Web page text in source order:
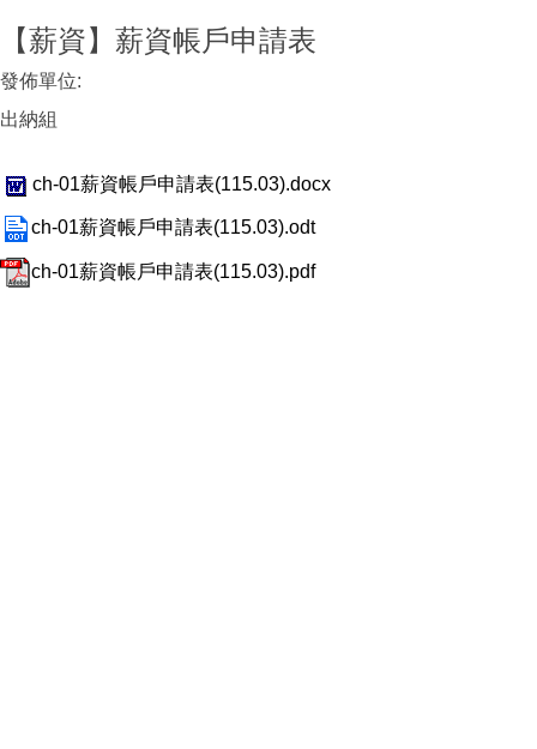
【薪資】薪資帳戶申請表
發佈單位:
出納組
ch-01薪資帳戶申請表(115.03).docx
ch-01薪資帳戶申請表(115.03).odt
ch-01薪資帳戶申請表(115.03).pdf